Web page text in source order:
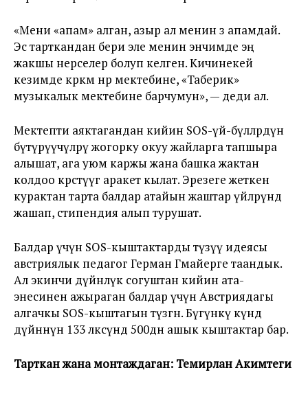
«Мени «апам» алган, азыр ал менин өз апамдай.
Эс тарткандан бери эле менин энчимде эң
жакшы нерселер болуп келген. Кичинекей
кезимде көркөм өнөр мектебине, «Таберик»
музыкалык мектебине барчумун», — деди ал.
Мектепти аяктагандан кийин SOS-үй-бүлөлөрдүн
бүтүрүүчүлөрү жогорку окуу жайларга тапшыра
алышат, ага уюм каржы жана башка жактан
колдоо көрсөтүүгө аракет кылат. Эрезеге жеткен
курактан тарта балдар атайын жаштар үйлөрүндө
жашап, стипендия алып турушат.
Балдар үчүн SOS-кыштактарды түзүү идеясы
австриялык педагог Герман Гмайерге таандык.
Ал экинчи дүйнөлүк согуштан кийин ата-
энесинен ажыраган балдар үчүн Австриядагы
алгачкы SOS-кыштагын түзгөн. Бүгүнкү күндө
дүйнөнүн 133 өлкөсүндө 500дөн ашык кыштактар бар.
Тарткан жана монтаждаган: Темирлан Акимтеги